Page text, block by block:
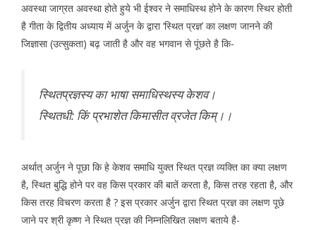
अवस्था जाग्रत अवस्था होते हुये भी ईश्वर ने समाधिस्थ होने के कारण स्थिर होती
है गीता के द्वितीय अध्याय में अर्जुन के द्वारा ‘स्थित प्रज्ञ’ का लक्षण जानने की
जिज्ञासा (उत्सुकता) बढ़ जाती है और वह भगवान से पूंछते है कि-
स्थितप्रज्ञस्य का भाषा समाधिस्थस्य केशव।
स्थितधी: किं प्रभाशेत किमासीत व्रजेत किम्।।
अर्थात् अर्जुन ने पूछा कि हे केशव समाधि युक्त स्थित प्रज्ञ व्यक्ति का क्या लक्षण
है, स्थित बुद्धि होने पर वह किस प्रकार की बातें करता है, किस तरह रहता है, और
किस तरह विचरण करता है ? इस प्रकार अर्जुन द्वारा स्थित प्रज्ञ का लक्षण पूछे
जाने पर श्री कृष्ण ने स्थित प्रज्ञ की निम्नलिखित लक्षण बताये है-